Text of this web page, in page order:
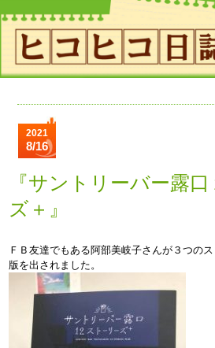
2021
8/16
『サントリーバー露
ズ＋』
ＦＢ友達でもある阿部美岐子さんが３つの
版を出されました。